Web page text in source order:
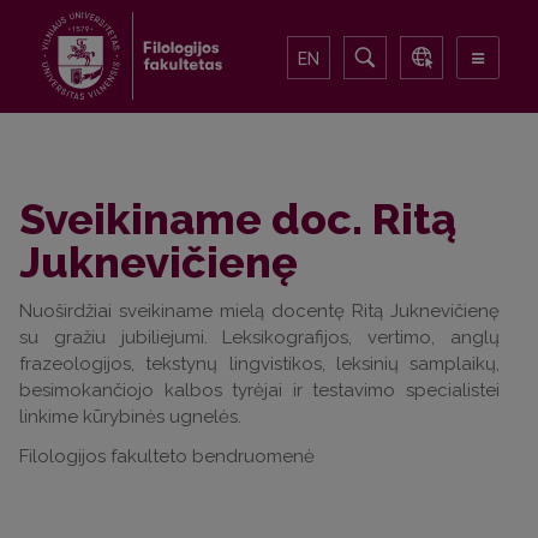
EN
Sveikiname doc. Ritą
Juknevičienę
Nuoširdžiai sveikiname mielą docentę Ritą Juknevičienę
su gražiu jubiliejumi. Leksikografijos, vertimo, anglų
frazeologijos, tekstynų lingvistikos, leksinių samplaikų,
besimokančiojo kalbos tyrėjai ir testavimo specialistei
linkime kūrybinės ugnelės.
Filologijos fakulteto bendruomenė